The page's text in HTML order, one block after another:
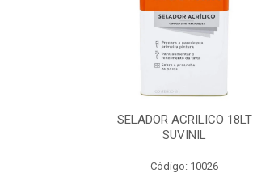
SELADOR ACRILICO 18LT
SUVINIL
Código: 10026